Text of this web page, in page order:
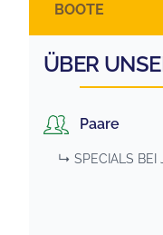
BOOTE
ÜBER
Paare
↳ SPECIALS BEI